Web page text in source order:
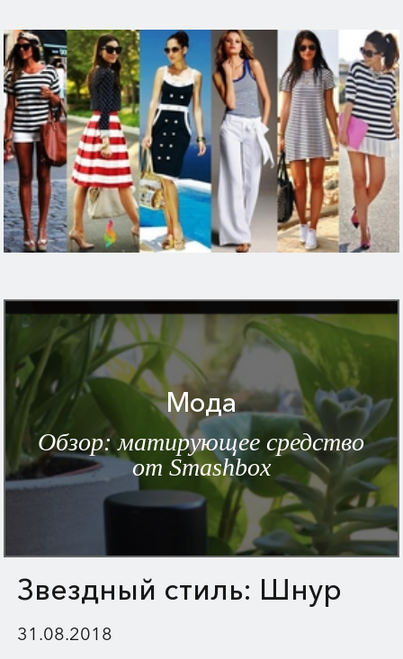
Мода
Обзор: матирующее средство
от Smashbox
Звездный стиль: Шнур
31.08.2018